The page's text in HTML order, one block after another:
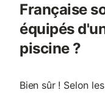
Française
équipés
piscine ?
Bien sûr ! Selon